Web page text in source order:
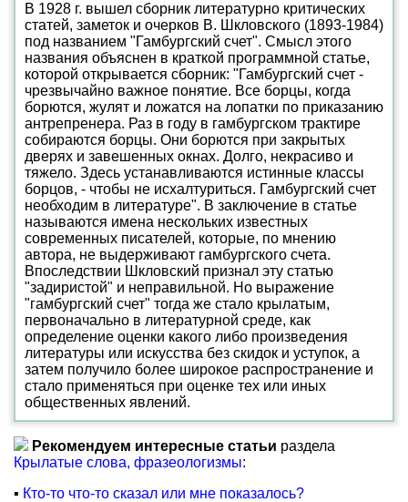
В 1928 г. вышел сборник литературно критических
статей, заметок и очерков В. Шкловского (1893-1984)
под названием "Гамбургский счет". Смысл этого
названия объяснен в краткой программной статье,
которой открывается сборник: "Гамбургский счет -
чрезвычайно важное понятие. Все борцы, когда
борются, жулят и ложатся на лопатки по приказанию
антрепренера. Раз в году в гамбургском трактире
собираются борцы. Они борются при закрытых
дверях и завешенных окнах. Долго, некрасиво и
тяжело. Здесь устанавливаются истинные классы
борцов, - чтобы не исхалтуриться. Гамбургский счет
необходим в литературе". В заключение в статье
называются имена нескольких известных
современных писателей, которые, по мнению
автора, не выдерживают гамбургского счета.
Впоследствии Шкловский признал эту статью
"задиристой" и неправильной. Но выражение
"гамбургский счет" тогда же стало крылатым,
первоначально в литературной среде, как
определение оценки какого либо произведения
литературы или искусства без скидок и уступок, а
затем получило более широкое распространение и
стало применяться при оценке тех или иных
общественных явлений.
Рекомендуем интересные статьи раздела
Крылатые слова, фразеологизмы:
▪ Кто-то что-то сказал или мне показалось?